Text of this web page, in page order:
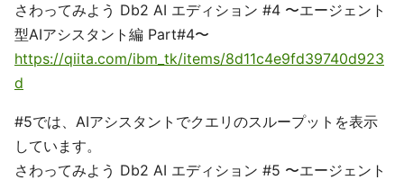
さわってみよう Db2 AI エディション #4 〜エージェント
型AIアシスタント編 Part#4〜
https://qiita.com/ibm_tk/items/8d11c4e9fd39740d923
d
#5では、AIアシスタントでクエリのスループットを表示
しています。
さわってみよう Db2 AI エディション #5 〜エージェント